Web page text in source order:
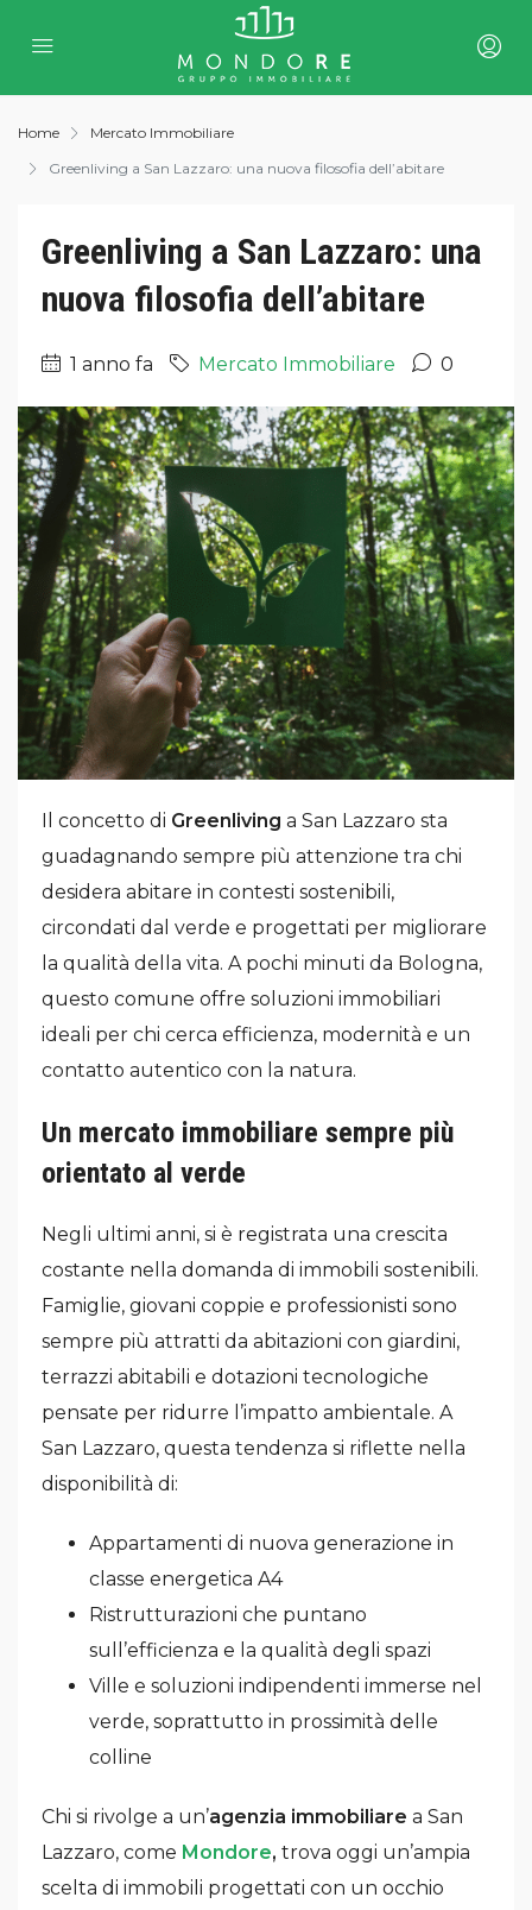
Home
Mercato Immobiliare
Greenliving a San Lazzaro: una nuova filosofia dell’abitare
Greenliving a San Lazzaro: una
nuova filosofia dell’abitare
1 anno fa Mercato Immobiliare 0
Il concetto di Greenliving a San Lazzaro sta
guadagnando sempre più attenzione tra chi
desidera abitare in contesti sostenibili,
circondati dal verde e progettati per migliorare
la qualità della vita. A pochi minuti da Bologna,
questo comune offre soluzioni immobiliari
ideali per chi cerca efficienza, modernità e un
contatto autentico con la natura.
Un mercato immobiliare sempre più
orientato al verde
Negli ultimi anni, si è registrata una crescita
costante nella domanda di immobili sostenibili.
Famiglie, giovani coppie e professionisti sono
sempre più attratti da abitazioni con giardini,
terrazzi abitabili e dotazioni tecnologiche
pensate per ridurre l’impatto ambientale. A
San Lazzaro, questa tendenza si riflette nella
disponibilità di:
Appartamenti di nuova generazione in
classe energetica A4
Ristrutturazioni che puntano
sull’efficienza e la qualità degli spazi
Ville e soluzioni indipendenti immerse nel
verde, soprattutto in prossimità delle
colline
Chi si rivolge a un’agenzia immobiliare a San
Lazzaro, come Mondore, trova oggi un’ampia
scelta di immobili progettati con un occhio